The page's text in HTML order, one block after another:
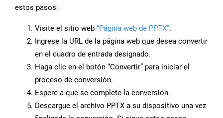
estos pasos:
Visite el sitio web “Página web de PPTX”.
Ingrese la URL de la página web que desea convertir
en el cuadro de entrada designado.
Haga clic en el botón “Convertir” para iniciar el
proceso de conversión.
Espere a que se complete la conversión.
Descargue el archivo PPTX a su dispositivo una vez